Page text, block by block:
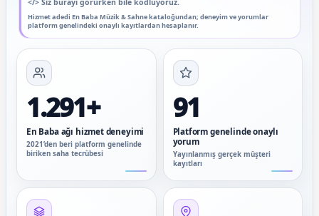
Hizmet adedi En Baba Müzik & Sahne kataloğundan; deneyim ve yorumlar
platform genelindeki onaylı kayıtlardan hesaplanır.
1.291+
En Baba ağı hizmet deneyimi
2021’den beri platform genelinde
biriken saha tecrübesi
91
Platform genelinde onaylı
yorum
Yayınlanmış gerçek müşteri
kayıtları